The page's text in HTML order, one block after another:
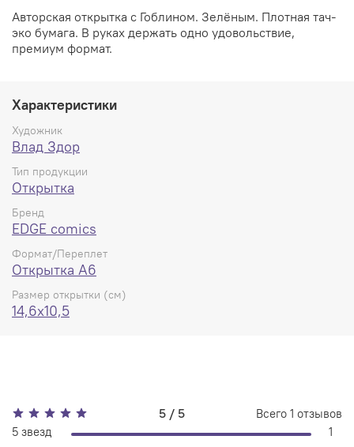
Авторская открытка с Гоблином. Зелёным. Плотная тач-
эко бумага. В руках держать одно удовольствие,
премиум формат.
Характеристики
Художник
Влад Здор
Тип продукции
Открытка
Бренд
EDGE comics
Формат/Переплет
Открытка А6
Размер открытки (см)
14,6x10,5
5 / 5 Всего 1 отзывов
5 звезд
1